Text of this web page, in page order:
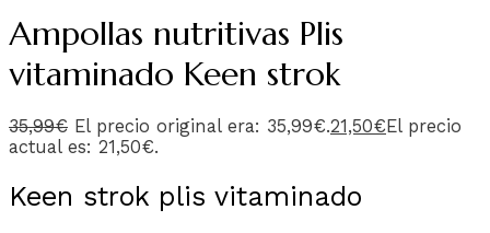
Ampollas nutritivas Plis
vitaminado Keen strok
35,99€ El precio original era: 35,99€.21,50€El precio
actual es: 21,50€.
Keen strok plis vitaminado